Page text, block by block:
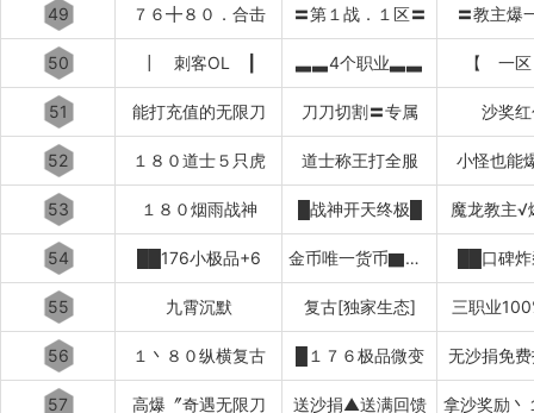
49 ７６╋８０．合击 〓第１战．１区〓 〓教主爆
50 ┃ 刺客OL ┃ ▃▃4个职业▃▃ 【 一
51 能打充值的无限刀 刀刀切割〓专属 沙奖
52 １８０道士５只虎 道士称王打全服 小怪也能
53 １８０烟雨战神 █战神开天终极█ 魔龙教主√
54 ██176小极品+6 金币唯一货币▇▇▇▇▇▇ ██口碑
55 九霄沉默 复古[独家生态] 三职业
56 １丶８０纵横复古 █１７６极品微变 无沙捐免
57 高爆〞奇遇无限刀 送沙捐▲送满回馈